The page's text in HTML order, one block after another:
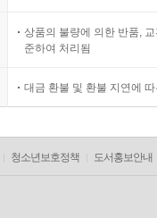
상품의 불량에 의한 반품,
준하여 처리됨
대금 환불 및 환불 지연에
청소년보호정책 도서홍보안내